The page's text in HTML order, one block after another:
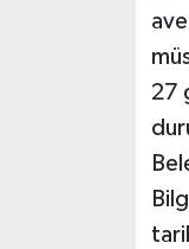
27